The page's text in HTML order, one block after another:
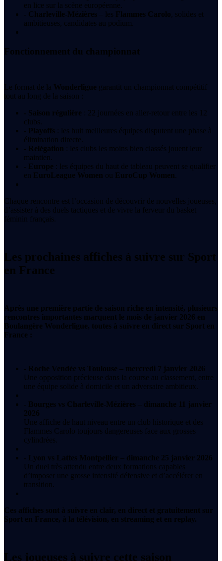
en lice sur la scène européenne.
- Charleville-Mézières – les Flammes Carolo, solides et
ambitieuses, candidates au podium.
Fonctionnement du championnat
Le format de la Wonderligue garantit un championnat compétitif
tout au long de la saison :
- Saison régulière : 22 journées en aller-retour entre les 12
clubs.
- Playoffs : les huit meilleures équipes disputent une phase à
élimination directe.
- Relégation : les clubs les moins bien classés jouent leur
maintien.
- Europe : les équipes du haut de tableau peuvent se qualifier
en EuroLeague Women ou EuroCup Women
Chaque rencontre est l’occasion de découvrir de nouvelles joueuses,
d’assister à des duels tactiques et de vivre la ferveur du basket
féminin français.
Les prochaines affiches à suivre sur Sport
en France
Après une première partie de saison riche en intensité, plusieurs
rencontres importantes marquent le mois de janvier 2026 en
Boulangère Wonderligue, toutes à suivre en direct sur Sport en
France :
- Roche Vendée vs Toulouse – mercredi 7 janvier 2026
Une opposition précieuse dans la course au classement, entre
une équipe solide à domicile et un adversaire ambitieux.
- Bourges vs Charleville-Mézières – dimanche 11 janvier
2026
Une affiche de haut niveau entre un club historique et des
Flammes Carolo toujours dangereuses face aux grosses
cylindrées.
- Lyon vs Lattes Montpellier – dimanche 25 janvier 2026
Un duel très attendu entre deux formations capables
d’imposer une grosse intensité défensive et d’accélérer en
transition.
Ces affiches sont à suivre en clair, en direct et gratuitement sur
Sport en France, à la télévision, en streaming et en replay.
Les joueuses à suivre cette saison